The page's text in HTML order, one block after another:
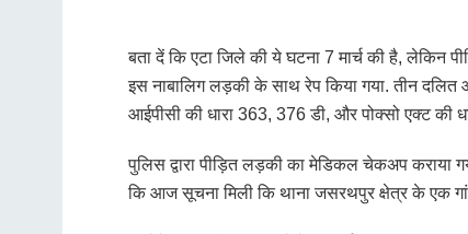
बता दें कि एटा जिले की ये घटना 7 मार्च की है, लेकिन
इस नाबालिग लड़की के साथ रेप किया गया. तीन
आईपीसी की धारा 363, 376 डी, और पोक्सो एक्ट
पुलिस द्वारा पीड़ित लड़की का मेडिकल चेकअप कराया
कि आज सूचना मिली कि थाना जसरथपुर क्षेत्र के एक